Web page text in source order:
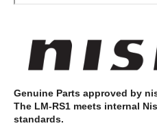
Genuine Parts approved by
The LM-RS1 meets internal
standards.